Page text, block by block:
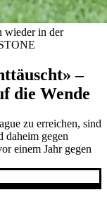
wieder in der
–
die Wende
zu erreichen, sind
daheim gegen
einem Jahr gegen